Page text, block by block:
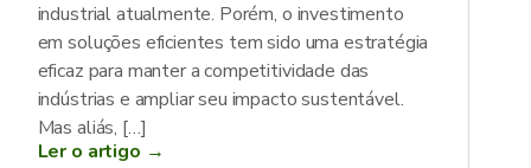
industrial atualmente. Porém, o investimento
em soluções eficientes tem sido uma estratégia
eficaz para manter a competitividade das
indústrias e ampliar seu impacto sustentável.
Mas aliás, […]
Ler o artigo →